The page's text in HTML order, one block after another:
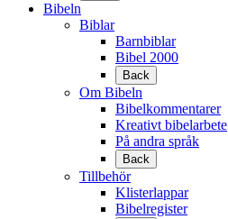
Bibeln
Biblar
Barnbiblar
Bibel 2000
Back
Om Bibeln
Bibelkommentarer
Kreativt bibelarbete
På andra språk
Back
Tillbehör
Klisterlappar
Bibelregister